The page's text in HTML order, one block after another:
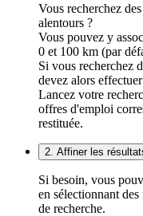
Vous recherchez
alentours ?
Vous pouvez y
0 et 100 km (par
Si vous recherchez
devez alors
Lancez votre
offres d'emploi
restituée.
2. Affiner les
Si besoin, vous
en sélectionnant
de recherche.